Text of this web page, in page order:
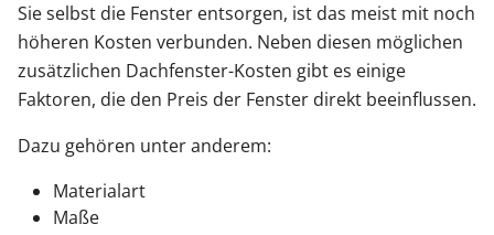
Sie selbst die Fenster entsorgen, ist das meist mit noch
höheren Kosten verbunden. Neben diesen möglichen
zusätzlichen Dachfenster-Kosten gibt es einige
Faktoren, die den Preis der Fenster direkt beeinflussen.
Dazu gehören unter anderem:
Materialart
Maße